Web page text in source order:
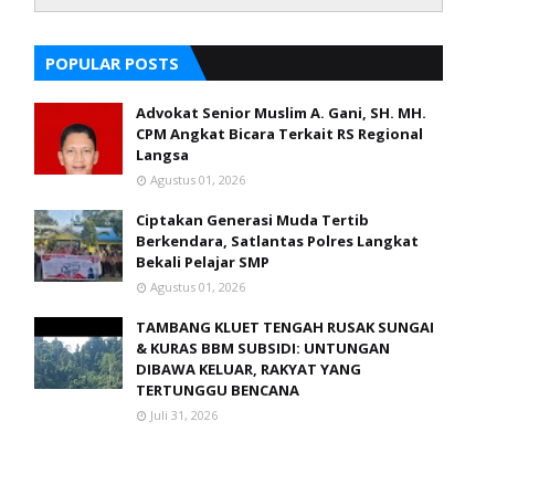
POPULAR POSTS
Advokat Senior Muslim A. Gani, SH. MH.
CPM Angkat Bicara Terkait RS Regional
Langsa
Agustus 01, 2026
Ciptakan Generasi Muda Tertib
Berkendara, Satlantas Polres Langkat
Bekali Pelajar SMP
Agustus 01, 2026
TAMBANG KLUET TENGAH RUSAK SUNGAI
& KURAS BBM SUBSIDI: UNTUNGAN
DIBAWA KELUAR, RAKYAT YANG
TERTUNGGU BENCANA
Juli 31, 2026